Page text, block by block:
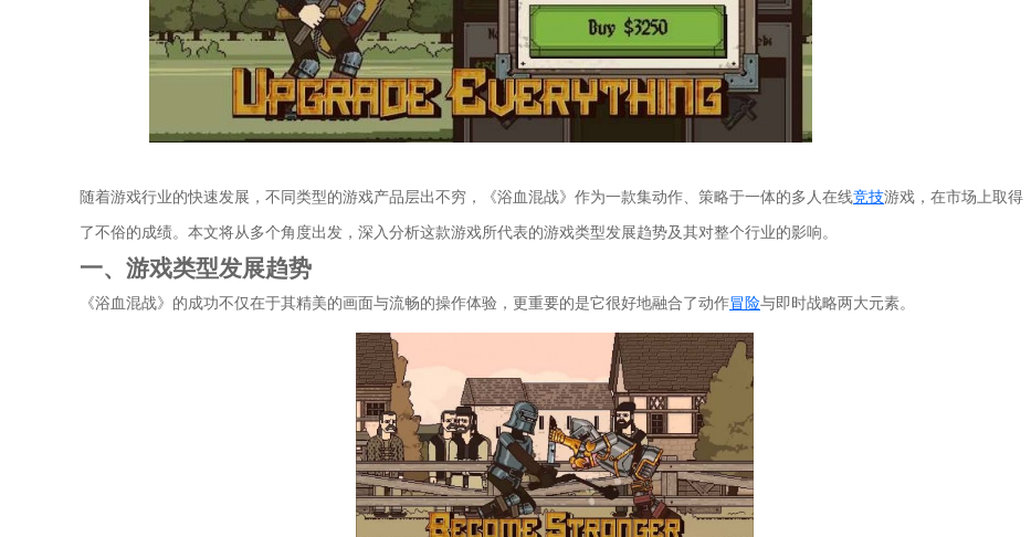
随着游戏行业的快速发展，不同类型的游戏产品层出不穷，《浴血混战》作为一款集动作、策略于一体的多人在线竞技游戏，在市场上取得
了不俗的成绩。本文将从多个角度出发，深入分析这款游戏所代表的游戏类型发展趋势及其对整个行业的影响。
一、游戏类型发展趋势
《浴血混战》的成功不仅在于其精美的画面与流畅的操作体验，更重要的是它很好地融合了动作冒险与即时战略两大元素。